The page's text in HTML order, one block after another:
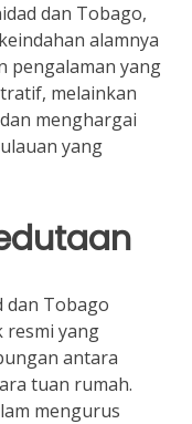
dan Tobago,
alamnya
pengalaman yang
melainkan
menghargai
yang
dan Tobago
resmi yang
antara
tuan rumah.
mengurus